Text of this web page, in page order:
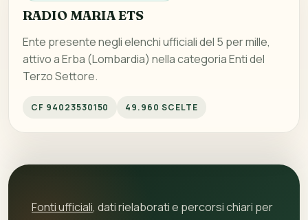
RADIO MARIA ETS
Ente presente negli elenchi ufficiali del 5 per mille,
attivo a Erba (Lombardia) nella categoria Enti del
Terzo Settore.
CF 94023530150 49.960 SCELTE
Fonti ufficiali, dati rielaborati e percorsi chiari per